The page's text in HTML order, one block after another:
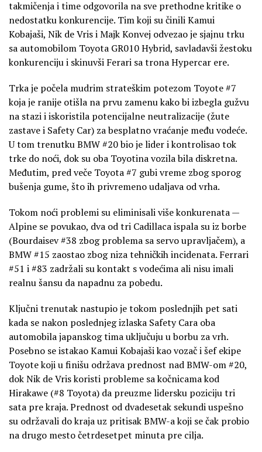
takmičenja i time odgovorila na sve prethodne kritike o
nedostatku konkurencije. Tim koji su činili Kamui
Kobajaši, Nik de Vris i Majk Konvej odvezao je sjajnu trku
sa automobilom Toyota GR010 Hybrid, savladavši žestoku
konkurenciju i skinuvši Ferari sa trona Hypercar ere.
Trka je počela mudrim strateškim potezom Toyote #7
koja je ranije otišla na prvu zamenu kako bi izbegla gužvu
na stazi i iskoristila potencijalne neutralizacije (žute
zastave i Safety Car) za besplatno vraćanje među vodeće.
U tom trenutku BMW #20 bio je lider i kontrolisao tok
trke do noći, dok su oba Toyotina vozila bila diskretna.
Međutim, pred veče Toyota #7 gubi vreme zbog sporog
bušenja gume, što ih privremeno udaljava od vrha.
Tokom noći problemi su eliminisali više konkurenata —
Alpine se povukao, dva od tri Cadillaca ispala su iz borbe
(Bourdaisev #38 zbog problema sa servo upravljačem), a
BMW #15 zaostao zbog niza tehničkih incidenata. Ferrari
#51 i #83 zadržali su kontakt s vodećima ali nisu imali
realnu šansu da napadnu za pobedu.
Ključni trenutak nastupio je tokom poslednjih pet sati
kada se nakon poslednjeg izlaska Safety Cara oba
automobila japanskog tima uključuju u borbu za vrh.
Posebno se istakao Kamui Kobajaši kao vozač i šef ekipe
Toyote koji u finišu održava prednost nad BMW-om #20,
dok Nik de Vris koristi probleme sa kočnicama kod
Hirakawe (#8 Toyota) da preuzme lidersku poziciju tri
sata pre kraja. Prednost od dvadesetak sekundi uspešno
su održavali do kraja uz pritisak BMW-a koji se čak probio
na drugo mesto četrdesetpet minuta pre cilja.